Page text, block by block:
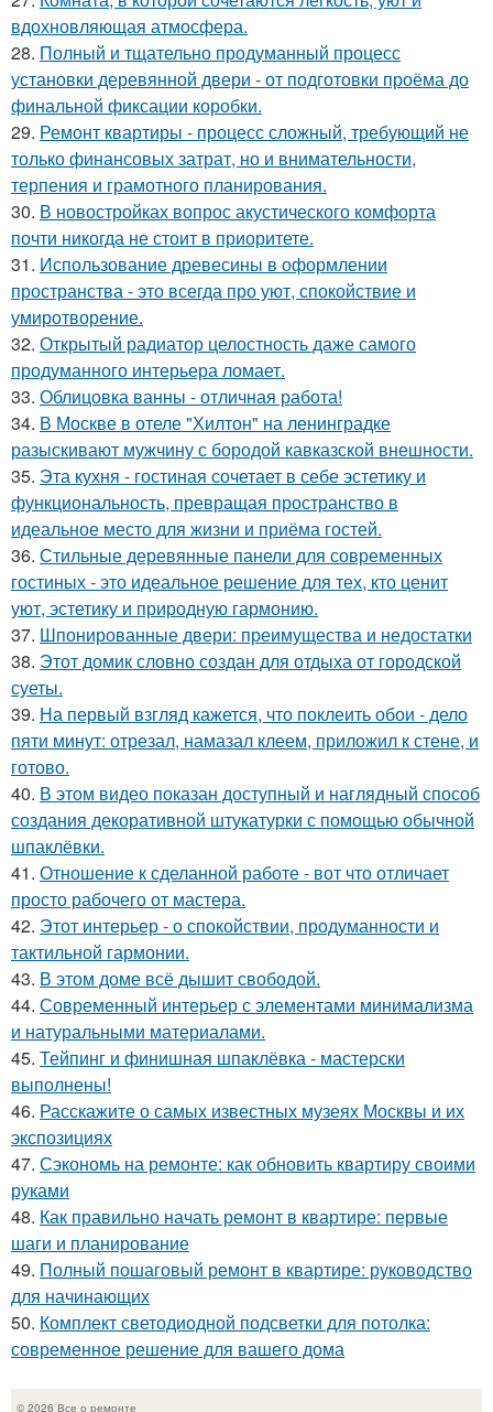
вдохновляющая атмосфера.
28. Полный и тщательно продуманный процесс
установки деревянной двери - от подготовки проёма до
финальной фиксации коробки.
29. Ремонт квартиры - процесс сложный, требующий не
только финансовых затрат, но и внимательности,
терпения и грамотного планирования.
30. В новостройках вопрос акустического комфорта
почти никогда не стоит в приоритете.
31. Использование древесины в оформлении
пространства - это всегда про уют, спокойствие и
умиротворение.
32. Открытый радиатор целостность даже самого
продуманного интерьера ломает.
33. Облицовка ванны - отличная работа!
34. В Москве в отеле "Хилтон" на ленинградке
разыскивают мужчину с бородой кавказской внешности.
35. Эта кухня - гостиная сочетает в себе эстетику и
функциональность, превращая пространство в
идеальное место для жизни и приёма гостей.
36. Стильные деревянные панели для современных
гостиных - это идеальное решение для тех, кто ценит
уют, эстетику и природную гармонию.
37. Шпонированные двери: преимущества и недостатки
38. Этот домик словно создан для отдыха от городской
суеты.
39. На первый взгляд кажется, что поклеить обои - дело
пяти минут: отрезал, намазал клеем, приложил к стене, и
готово.
40. В этом видео показан доступный и наглядный способ
создания декоративной штукатурки с помощью обычной
шпаклёвки.
41. Отношение к сделанной работе - вот что отличает
просто рабочего от мастера.
42. Этот интерьер - о спокойствии, продуманности и
тактильной гармонии.
43. В этом доме всё дышит свободой.
44. Современный интерьер с элементами минимализма
и натуральными материалами.
45. Тейпинг и финишная шпаклёвка - мастерски
выполнены!
46. Расскажите о самых известных музеях Москвы и их
экспозициях
47. Сэкономь на ремонте: как обновить квартиру своими
руками
48. Как правильно начать ремонт в квартире: первые
шаги и планирование
49. Полный пошаговый ремонт в квартире: руководство
для начинающих
50. Комплект светодиодной подсветки для потолка:
современное решение для вашего дома
© 2026 Все о ремонте